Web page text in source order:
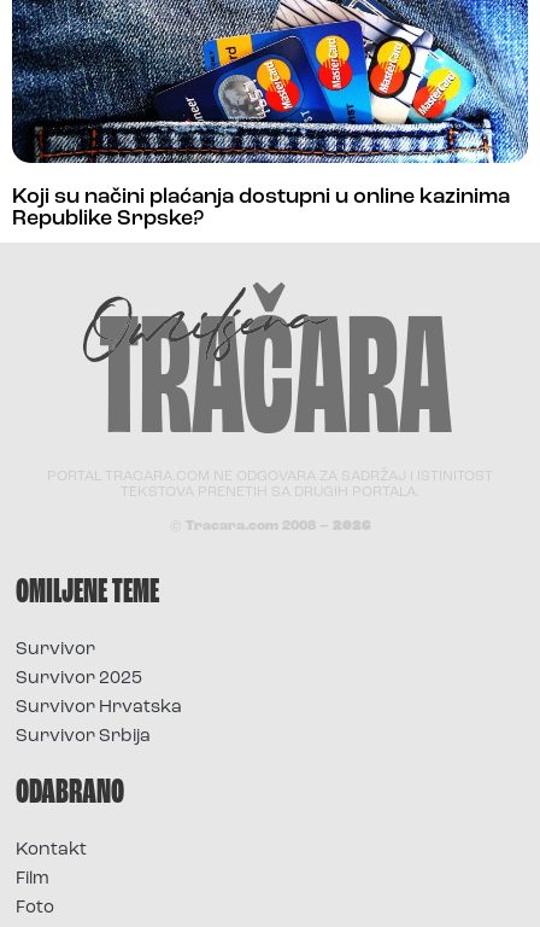
Koji su načini plaćanja dostupni u online kazinima
Republike Srpske?
PORTAL TRACARA.COM NE ODGOVARA ZA SADRŽAJ I ISTINITOST
TEKSTOVA PRENETIH SA DRUGIH PORTALA.
© Tracara.com 2008 – 2026
OMILJENE TEME
Survivor
Survivor 2025
Survivor Hrvatska
Survivor Srbija
ODABRANO
Kontakt
Film
Foto